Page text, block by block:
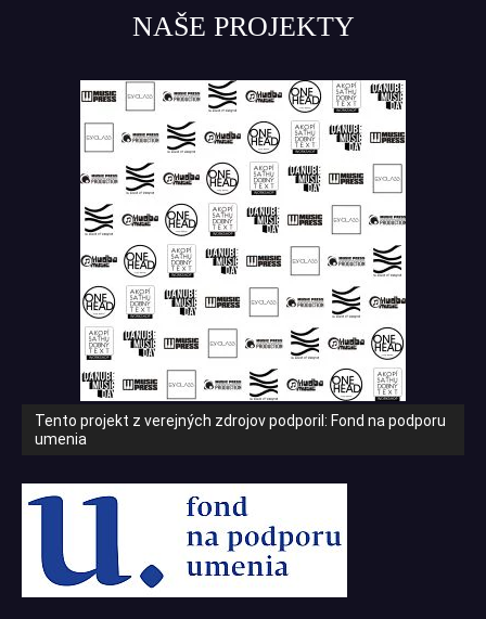
NAŠE PROJEKTY
Tento projekt z verejných zdrojov podporil: Fond na podporu
umenia